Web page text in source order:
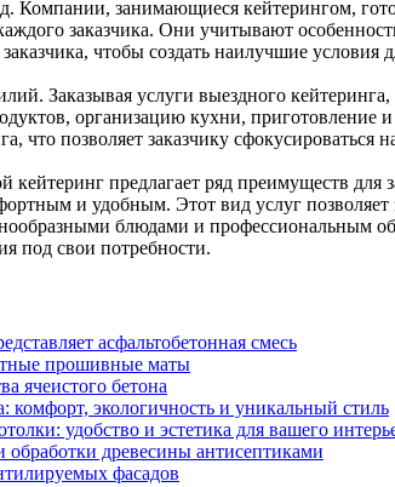
Компании, занимающиеся кейтерингом,
заказчика. Они учитывают
чтобы создать наилучшие условия
Заказывая услуги выездного
организацию кухни, приготовление
что позволяет заказчику сфокусироваться
кейтеринг предлагает ряд преимуществ для
и удобным. Этот вид услуг позволяет
блюдами и профессиональным
под свои потребности.
асфальтобетонная смесь
прошивные маты
ячеистого бетона
комфорт, экологичность и уникальный стиль
удобство и эстетика для вашего
обработки древесины антисептиками
фасадов